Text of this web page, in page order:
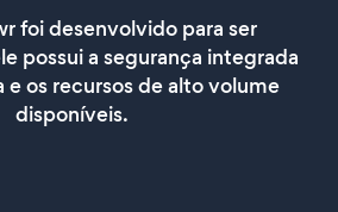
foi desenvolvido para ser
possui a segurança integrada
e os recursos de alto volume
disponíveis.